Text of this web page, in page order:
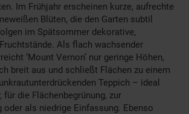
Im Frühjahr erscheinen kurze, aufrechte
Blüten, die den Garten subtil
im Spätsommer dekorative,
Als flach wachsender
‘Mount Vernon’ nur geringe Höhen,
breit aus und schließt Flächen zu einem
Teppich – ideal
für die Flächenbegrünung, zur
oder als niedrige Einfassung. Ebenso